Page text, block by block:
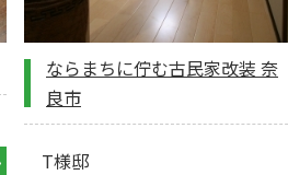
ならまちに佇む古民家改装 奈
良市
T様邸